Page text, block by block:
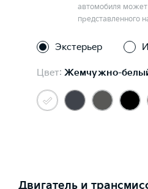
автомобиля может
представленного
Экстерьер
Цвет: Жемчужно-
Двигатель и